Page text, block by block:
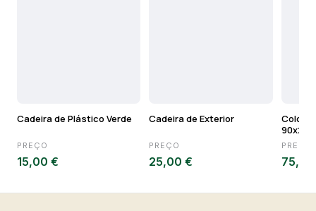
Cadeira de Plástico Verde
PREÇO
15,00 €
Cadeira de Exterior
PREÇO
25,00 €
90x200
PREÇO